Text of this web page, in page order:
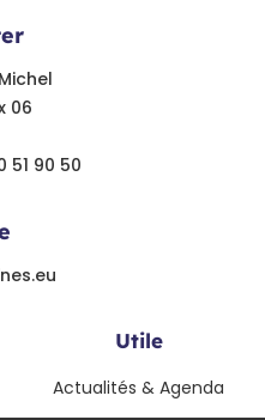
06
51 90 50
Utile
Actualités & Agenda